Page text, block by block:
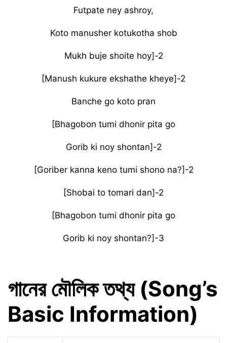
Futpate ney ashroy,
Koto manusher kotukotha shob
Mukh buje shoite hoy]-2
[Manush kukure ekshathe kheye]-2
Banche go koto pran
[Bhagobon tumi dhonir pita go
Gorib ki noy shontan]-2
[Goriber kanna keno tumi shono na?]-2
[Shobai to tomari dan]-2
[Bhagobon tumi dhonir pita go
Gorib ki noy shontan?]-3
গানের মৌলিক তথ্য (Song’s
Basic Information)